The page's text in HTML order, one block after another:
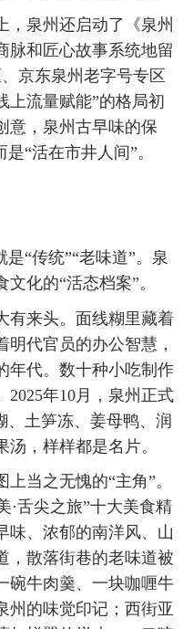
，泉州还启动了《泉州
脉和匠心故事系统地留
京东泉州老字号专区
上流量赋能”的格局初
意，泉州古早味的保
“活在市井人间”。
“传统”“老味道”。泉
化的“活态档案”。
有来头。面线糊里藏着
代官员的办公智慧，
年代。数十种小吃制作
2025年10月，泉州正式
、土笋冻、姜母鸭、润
，样样都是名片。
当之无愧的“主角”。
·舌尖之旅”十大美食精
味、浓郁的南洋风、山
，散落街巷的老味道被
碗牛肉羹、一块咖喱牛
州的味觉印记；西街亚